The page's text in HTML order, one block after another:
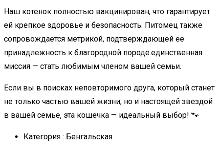
Наш котенок полностью вакцинирован, что гарантирует
ей крепкое здоровье и безопасность. Питомец также
сопровождается метрикой, подтверждающей её
принадлежность к благородной породе.единственная
миссия — стать любимым членом вашей семьи.
Если вы в поисках неповторимого друга, который станет
не только частью вашей жизни, но и настоящей звездой
в вашей семье, эта кошечка — идеальный выбор! 🐾
Категория : Бенгальская